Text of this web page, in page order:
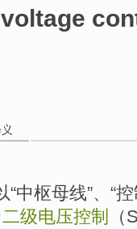
“中枢母线”、“
二级电压控制